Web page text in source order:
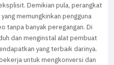
Demikian pula, perangkat
memungkinkan pengguna
tanpa banyak peregangan. Di
dan menginstal alat pembuat
yang terbaik darinya.
untuk mengkonversi dan